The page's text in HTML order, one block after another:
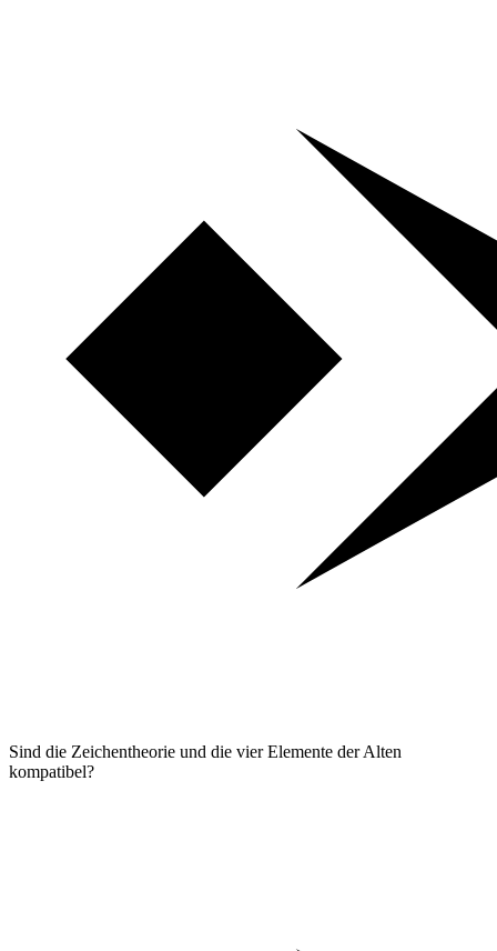
Sind die Zeichentheorie und die vier Elemente der Alten
kompatibel?